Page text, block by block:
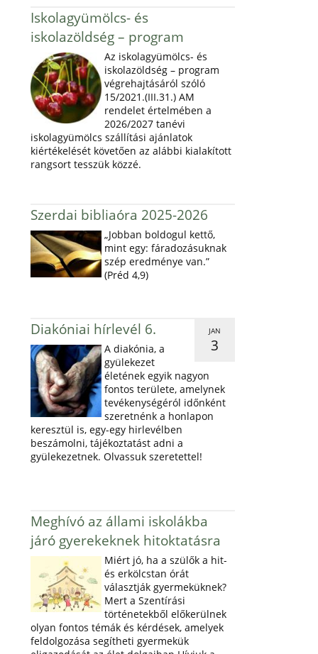
Iskolagyümölcs- és
iskolazöldség – program
Az iskolagyümölcs- és
iskolazöldség – program
végrehajtásáról szóló
15/2021.(III.31.) AM
rendelet értelmében a
2026/2027 tanévi
iskolagyümölcs szállítási ajánlatok
kiértékelését követően az alábbi kialakított
rangsort tesszük közzé.
Szerdai bibliaóra 2025-2026
„Jobban boldogul kettő,
mint egy: fáradozásuknak
szép eredménye van.”
(Préd 4,9)
JAN
3
Diakóniai hírlevél 6.
A diakónia, a
gyülekezet
életének egyik nagyon
fontos területe, amelynek
tevékenységéról időnként
szeretnénk a honlapon
keresztül is, egy-egy hirlevélben
beszámolni, tájékoztatást adni a
gyülekezetnek. Olvassuk szeretettel!
Meghívó az állami iskolákba
járó gyerekeknek hitoktatásra
Miért jó, ha a szülők a hit-
és erkölcstan órát
választják gyermeküknek?
Mert a Szentírási
történetekből előkerülnek
olyan fontos témák és kérdések, amelyek
feldolgozása segítheti gyermekük